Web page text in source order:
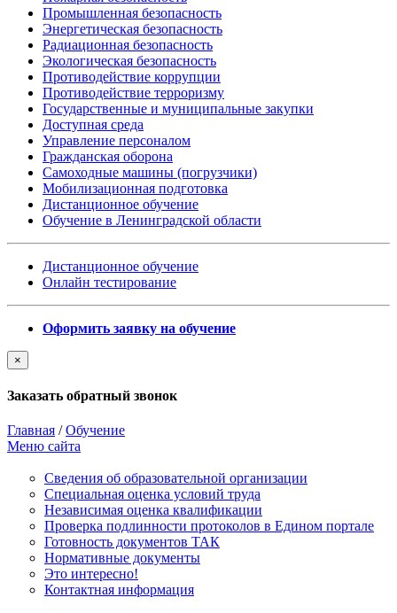
Промышленная безопасность
Энергетическая безопасность
Радиационная безопасность
Экологическая безопасность
Противодействие коррупции
Противодействие терроризму
Государственные и муниципальные закупки
Доступная среда
Управление персоналом
Гражданская оборона
Самоходные машины (погрузчики)
Мобилизационная подготовка
Дистанционное обучение
Обучение в Ленинградской области
Дистанционное обучение
Онлайн тестирование
Оформить заявку на обучение
×
Заказать обратный звонок
Главная /Обучение
Меню сайта
Сведения об образовательной организации
Cпециальная оценка условий труда
Независимая оценка квалификации
Проверка подлинности протоколов в Едином портале
Готовность документов ТАК
Нормативные документы
Это интересно!
Контактная информация